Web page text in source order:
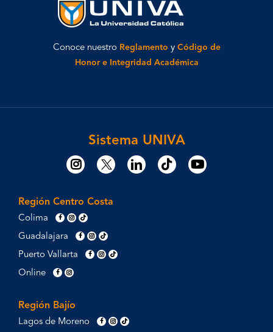
Conoce nuestro Reglamento y Código de
Honor e Integridad Académica
Sistema UNIVA
Región Centro Costa
Colima
Guadalajara
Puerto Vallarta
Online
Región Bajío
Lagos de Moreno